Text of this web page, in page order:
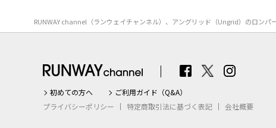
RUNWAY channel（ランウェイチャンネル）、アングリッド（Ungrid）のロン
初めての方へ
ご利用ガイド（Q&A）
プライバシーポリシー
特定商取引法に基づく表記 会社概要